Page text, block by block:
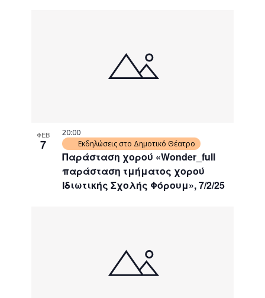
ΦΕΒ
7
Παράσταση χορού «Wonder_full
παράσταση τμήματος χορού
Ιδιωτικής Σχολής Φόρουμ», 7/2/25
20:00
Εκδηλώσεις στο Δημοτικό Θέατρο